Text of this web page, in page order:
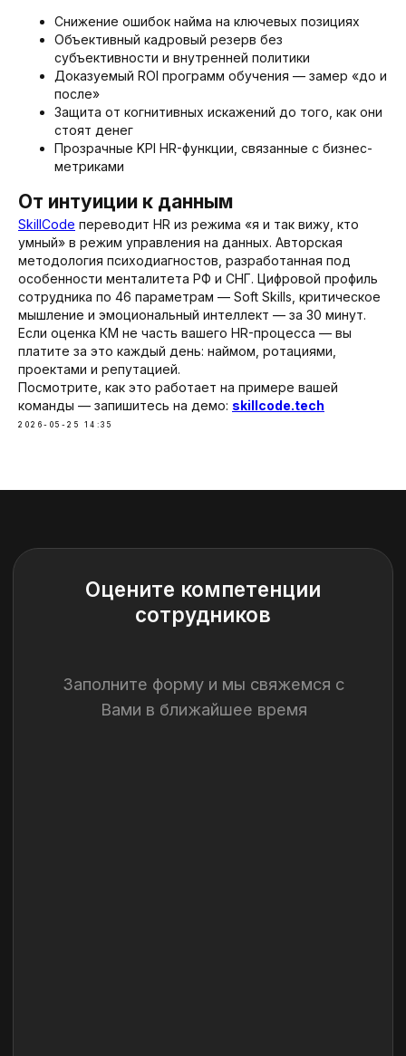
Снижение ошибок найма на ключевых позициях
Объективный кадровый резерв без
субъективности и внутренней политики
Доказуемый ROI программ обучения — замер «до и
после»
Защита от когнитивных искажений до того, как они
стоят денег
Прозрачные KPI HR-функции, связанные с бизнес-
метриками
От интуиции к данным
SkillCode переводит HR из режима «я и так вижу, кто
умный» в режим управления на данных. Авторская
методология психодиагностов, разработанная под
особенности менталитета РФ и СНГ. Цифровой профиль
сотрудника по 46 параметрам — Soft Skills, критическое
мышление и эмоциональный интеллект — за 30 минут.
Если оценка КМ не часть вашего HR-процесса — вы
платите за это каждый день: наймом, ротациями,
проектами и репутацией.
Посмотрите, как это работает на примере вашей
команды — запишитесь на демо: skillcode.tech
2026-05-25 14:35
Вернуться на сайт